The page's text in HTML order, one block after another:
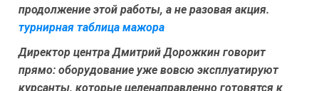
продолжение этой работы, а не разовая акция.
турнирная таблица мажора
Директор центра Дмитрий Дорожкин говорит
прямо: оборудование уже вовсю эксплуатируют
курсанты, которые целенаправленно готовятся к